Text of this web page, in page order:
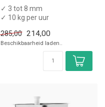
✓ 3 tot 8 mm
✓ 10 kg per uur
✓ 230 Volt
285,00 214,00
Beschikbaarheid laden..